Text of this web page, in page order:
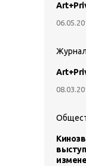
Журнал